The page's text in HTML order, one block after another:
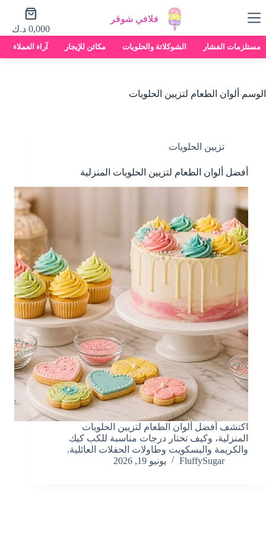
إلى
فلافي شوقر
عربة
التسوق0,000 د.ك
مستلزمات الفشار الشوكلاتة والحلويات مكائن للإيجار آراء العملاء
الوسم ألوان الطعام لتزيين الحلويات
تزيين الحلويات
أفضل ألوان الطعام لتزيين الحلويات المنزلية
اكتشف أفضل ألوان الطعام لتزيين الحلويات
المنزلية، وكيف تختار درجات مناسبة للكب كيك
والكريمة والبسكويت وطاولات الحفلات العائلية.
FluffySugar
يونيو 19, 2026